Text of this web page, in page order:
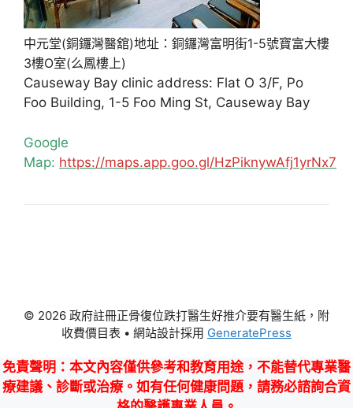
中元堂(銅鑼灣醫舘)地址：銅鑼灣富明街1-5號寶富大樓
3樓O室(么鳳樓上)
Causeway Bay clinic address: Flat O 3/F, Po
Foo Building, 1-5 Foo Ming St, Causeway Bay
Google
Map: https://maps.app.goo.gl/HzPiknywAfj1yrNx7
© 2026 政府註冊正骨復位跌打醫生好推介要有醫生紙，附
收費價目表 • 網站設計採用 GeneratePress
免責聲明 ：本文內容僅供參考和教育用途，不能替代專業醫
療建議、診斷或治療。如有任何健康問題，請務必諮詢合資